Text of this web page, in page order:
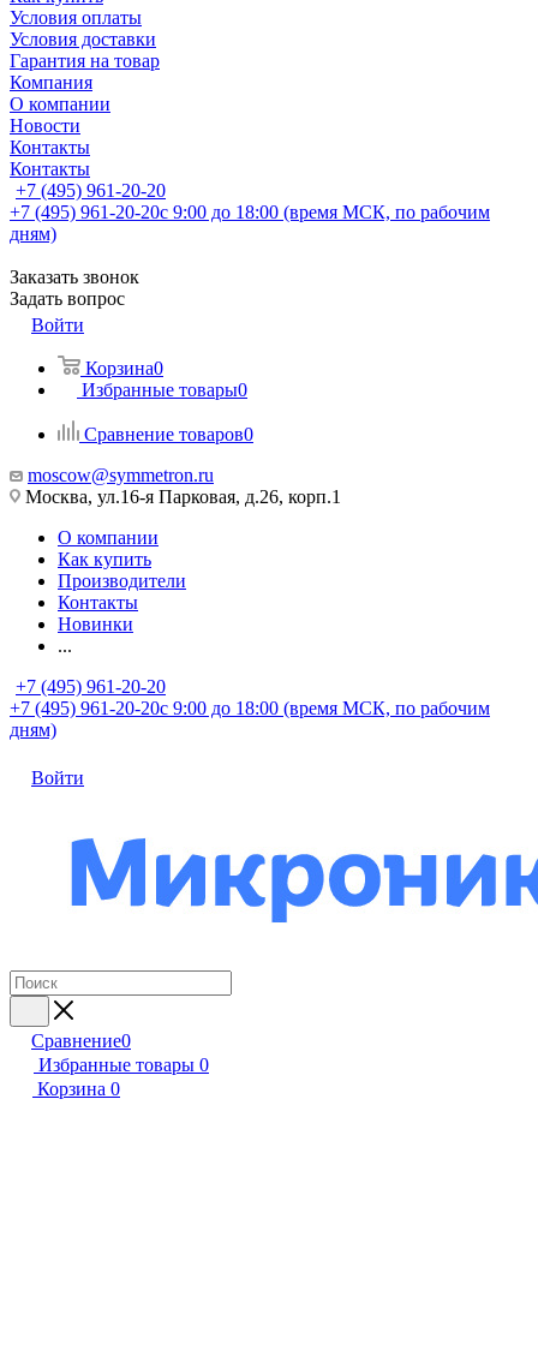
Условия оплаты
Условия доставки
Гарантия на товар
Компания
О компании
Новости
Контакты
Контакты
+7 (495) 961-20-20
+7 (495) 961-20-20с 9:00 до 18:00 (время МСК, по рабочим
дням)
Заказать звонок
Задать вопрос
Войти
Корзина0
Избранные товары0
Сравнение товаров0
moscow@symmetron.ru
Москва, ул.16-я Парковая, д.26, корп.1
О компании
Как купить
Производители
Контакты
Новинки
...
+7 (495) 961-20-20
+7 (495) 961-20-20с 9:00 до 18:00 (время МСК, по рабочим
дням)
Войти
Сравнение0
Избранные товары 0
Корзина 0